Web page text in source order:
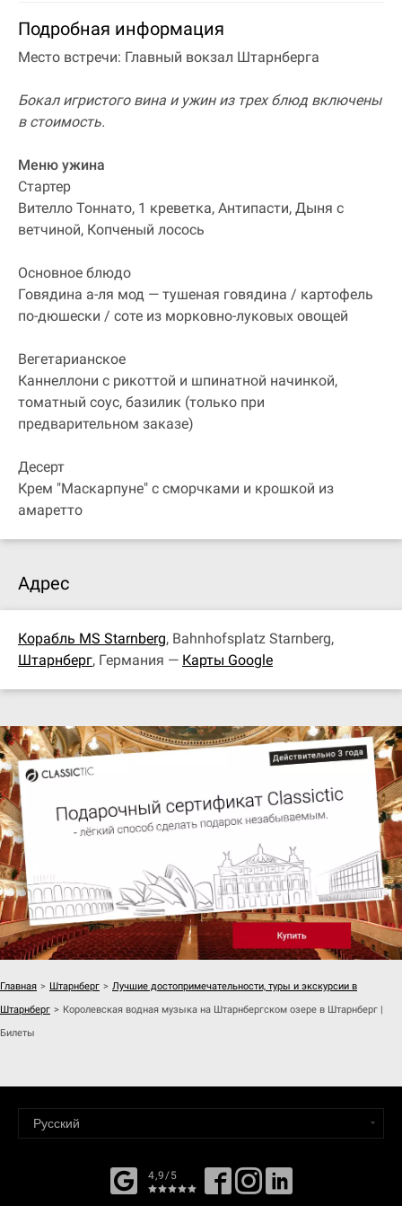
Подробная информация
Место встречи: Главный вокзал Штарнберга
Бокал игристого вина и ужин из трех блюд включены
в стоимость.
Меню ужина
Стартер
Вителло Тоннато, 1 креветка, Антипасти, Дыня с
ветчиной, Копченый лосось
Основное блюдо
Говядина а-ля мод — тушеная говядина / картофель
по-дюшески / соте из морковно-луковых овощей
Вегетарианское
Каннеллони с рикоттой и шпинатной начинкой,
томатный соус, базилик (только при
предварительном заказе)
Десерт
Крем "Маскарпуне" с сморчками и крошкой из
амаретто
Адрес
Корабль MS Starnberg, Bahnhofsplatz Starnberg,
Штарнберг, Германия — Карты Google
Главная > Штарнберг > Лучшие достопримечательности, туры и экскурсии в
Штарнберг > Королевская водная музыка на Штарнбергском озере в Штарнберг |
Билеты
4,9/5